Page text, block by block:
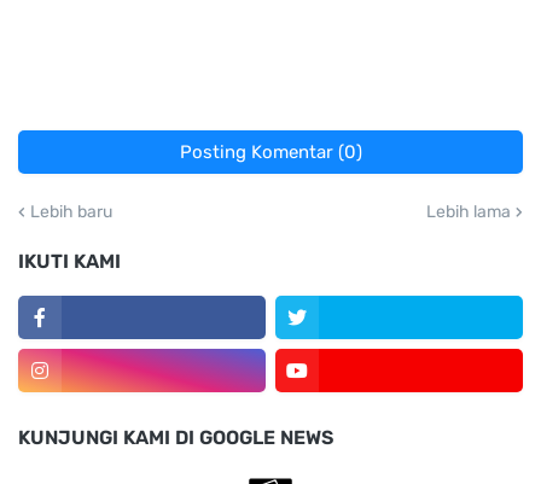
Posting Komentar (0)
Lebih baru Lebih lama
IKUTI KAMI
KUNJUNGI KAMI DI GOOGLE NEWS